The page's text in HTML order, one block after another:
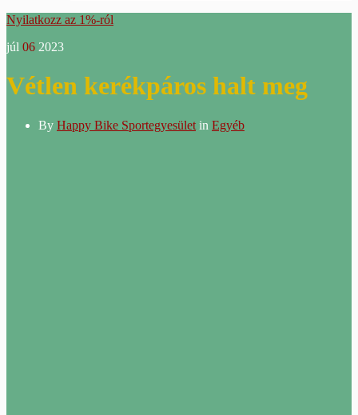
Nyilatkozz az 1%-ról
júl 06 2023
Vétlen kerékpáros halt meg
By Happy Bike Sportegyesület in Egyéb